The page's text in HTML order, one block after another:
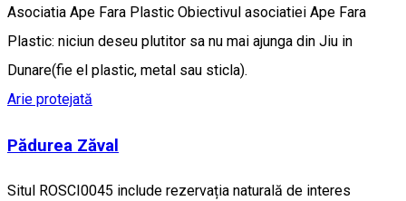
Asociatia Ape Fara Plastic Obiectivul asociatiei Ape Fara
Plastic: niciun deseu plutitor sa nu mai ajunga din Jiu in
Dunare(fie el plastic, metal sau sticla).
Arie protejată
Pădurea Zăval
Situl ROSCI0045 include rezervația naturală de interes